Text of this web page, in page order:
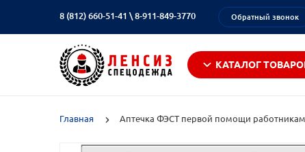
8 (812) 660-51-41 \ 8-911-849-3770 Обратный звонок
КАТАЛОГ
Главная Аптечка ФЭСТ первой помощи работникам